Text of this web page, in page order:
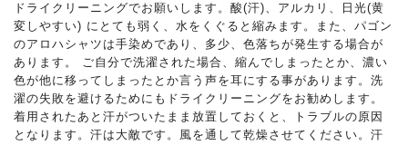
ドライクリーニングでお願いします。酸(汗)、アルカリ、日光(黄
変しやすい) にとても弱く、水をくぐると縮みます。また、パゴン
のアロハシャツは手染めであり、多少、色落ちが発生する場合が
あります。 ご自分で洗濯された場合、縮んでしまったとか、濃い
色が他に移ってしまったとか言う声を耳にする事があります。洗
濯の失敗を避けるためにもドライクリーニングをお勧めします。
着用されたあと汗がついたまま放置しておくと、トラブルの原因
となります。汗は大敵です。風を通して乾燥させてください。汗